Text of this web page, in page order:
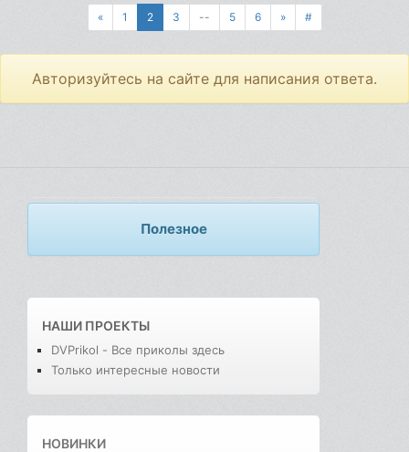
« 1 2 3 -- 5 6 » #
Авторизуйтесь на сайте для написания ответа.
Полезное
НАШИ ПРОЕКТЫ
DVPrikol - Все приколы здесь
Только интересные новости
НОВИНКИ